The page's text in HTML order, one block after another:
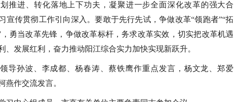
推进、转化落地上下功夫，凝聚进一步全面深化改革的强大合
宣传贯彻工作引向深入。要敢于先行先试，争做改革“领跑者”“拓
，勇当改革先锋，争做改革标杆，务求改革实效，切实把改革机遇
、发展红利，奋力推动阳江综合实力加快实现新跃升。
导孙波、李成都、杨春涛、蔡铁鹰作重点发言，杨文龙、郑爱
燕作交流发言。